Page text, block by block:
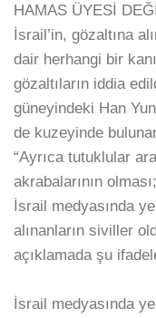
HAMAS ÜYESİ
İsrail’in, gözaltına
dair herhangi bir
gözaltıların iddia
güneyindeki Han
de kuzeyinde
“Ayrıca tutuklular
akrabalarının
İsrail medyasında
alınanların siviller
açıklamada şu
İsrail medyasında